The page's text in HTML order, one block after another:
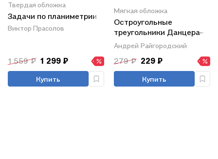
Твердая обложка
Задачи по планиметрии
Виктор Прасолов
1 559 ₽ 1 299 ₽
Купить
Мягкая обложка
Остроугольные
треугольники Данцера–
Грюнбаума
Андрей Райгородский
279 ₽ 229 ₽
Купить